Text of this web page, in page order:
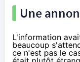
Une
L'information
beaucoup
ce n'est pas le